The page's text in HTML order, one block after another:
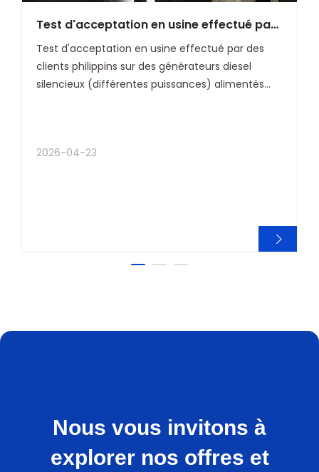
Test d'acceptation en usine effectué par
des clients philippins sur des générateurs
diesel silencieux (différentes puissances)
alimentés par Cummins et Leroy-Somer
Test d'acceptation en usine effectué par des
clients philippins sur des générateurs diesel
silencieux (différentes puissances) alimentés
2026-04-23
Nous vous invitons à
explorer nos offres et